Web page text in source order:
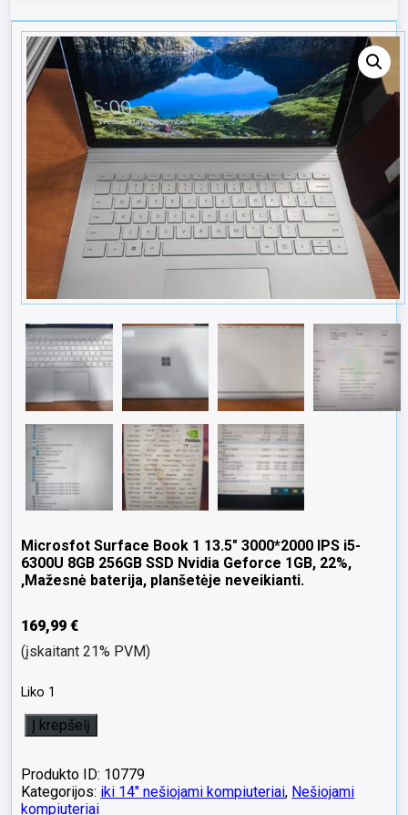
Microsfot Surface Book 1 13.5″ 3000*2000 IPS i5-
6300U 8GB 256GB SSD Nvidia Geforce 1GB, 22%,
,Mažesnė baterija, planšetėje neveikianti.
169,99€
(įskaitant 21% PVM)
Liko 1
produkto
kiekis:
Surface
Book
1
Į krepšelį
Produkto ID: 10779
Kategorijos: iki 14" nešiojami kompiuteriai, Nešiojami
kompiuteriai